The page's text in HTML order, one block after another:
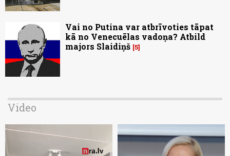
Vai no Putina var atbrīvoties tāpat
kā no Venecuēlas vadoņa? Atbild
majors Slaidiņš 5
Video